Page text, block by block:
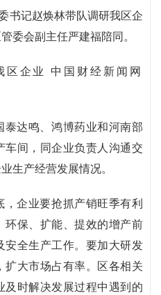
书记赵焕林带队调研我区企
委会副主任严建福陪同。
泰达鸣、鸿博药业和河南部
车间，同企业负责人沟通交
生产经营发展情况。
企业要抢抓产销旺季有利
环保、扩能、提效的增产前
安全生产工作。要加大研发
扩大市场占有率。区各相关
及时解决发展过程中遇到的